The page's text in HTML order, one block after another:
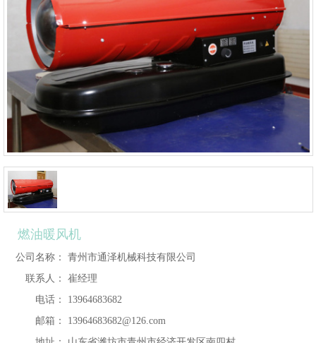
燃油暖风机
公司名称：
青州市通泽机械科技有限公司
联系人：
崔经理
电话：
13964683682
邮箱：
13964683682@126.com